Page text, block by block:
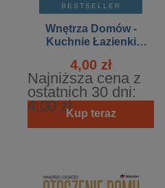
BESTSELLER
Wnętrza Domów -
Kuchnie Łazienki
wydanie – 2/2026
4,00 zł
Najniższa cena z
ostatnich 30 dni:
4,00 złKup teraz